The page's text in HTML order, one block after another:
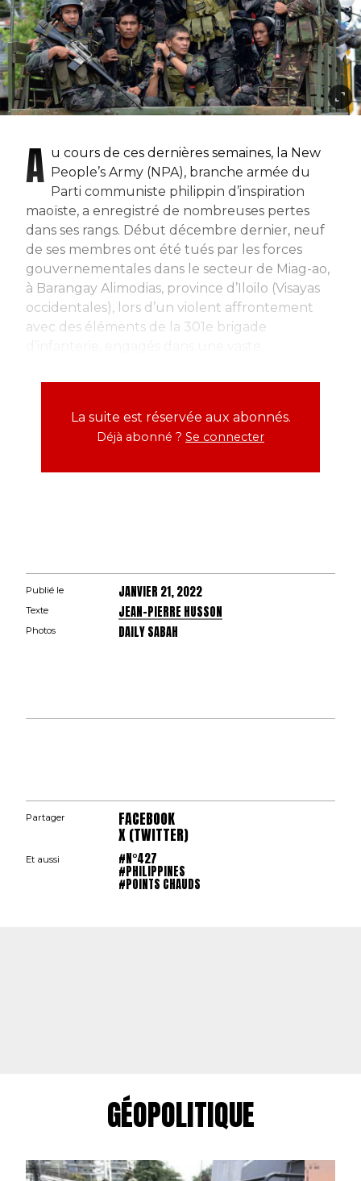
A u cours de ces dernières semaines, la New
People’s Army (NPA), branche armée du
Parti communiste philippin d’inspiration
maoïste, a enregistré de nombreuses pertes
dans ses rangs. Début décembre dernier, neuf
de ses membres ont été tués par les forces
gouvernementales dans le secteur de Miag-ao,
à Barangay Alimodias, province d’Iloilo (Visayas
occidentales), lors d’un violent affrontement
avec des éléments de la 301e brigade
La suite est réservée aux abonnés.
Déjà abonné ? Se connecter
Publié le JANVIER 21, 2022
Texte JEAN-PIERRE HUSSON
Photos DAILY SABAH
Partager FACEBOOK
X (TWITTER)
Et aussi #N°427
#PHILIPPINES
#POINTS CHAUDS
GÉOPOLITIQUE